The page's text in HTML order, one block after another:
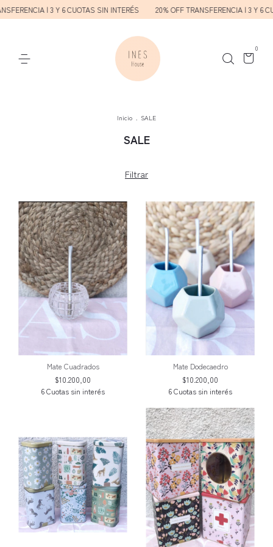
| 3 Y 6 CUOTAS SIN INTERÉS 20% OFF TRANSFERENCIA | 3 Y 6
0
Inicio . SALE
SALE
Filtrar
Mate Cuadrados
$10.200,00
Mate Dodecaedro
$10.200,00